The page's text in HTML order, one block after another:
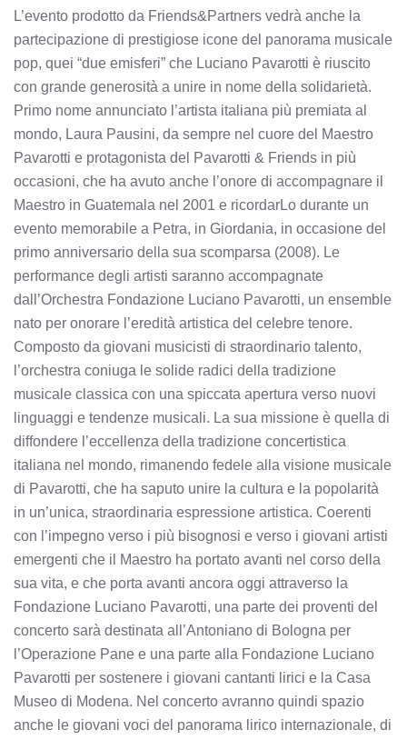
L’evento prodotto da Friends&Partners vedrà anche la
partecipazione di prestigiose icone del panorama musicale
pop, quei “due emisferi” che Luciano Pavarotti è riuscito
con grande generosità a unire in nome della solidarietà.
Primo nome annunciato l’artista italiana più premiata al
mondo, Laura Pausini, da sempre nel cuore del Maestro
Pavarotti e protagonista del Pavarotti & Friends in più
occasioni, che ha avuto anche l’onore di accompagnare il
Maestro in Guatemala nel 2001 e ricordarLo durante un
evento memorabile a Petra, in Giordania, in occasione del
primo anniversario della sua scomparsa (2008). Le
performance degli artisti saranno accompagnate
dall’Orchestra Fondazione Luciano Pavarotti, un ensemble
nato per onorare l’eredità artistica del celebre tenore.
Composto da giovani musicisti di straordinario talento,
l’orchestra coniuga le solide radici della tradizione
musicale classica con una spiccata apertura verso nuovi
linguaggi e tendenze musicali. La sua missione è quella di
diffondere l’eccellenza della tradizione concertistica
italiana nel mondo, rimanendo fedele alla visione musicale
di Pavarotti, che ha saputo unire la cultura e la popolarità
in un’unica, straordinaria espressione artistica. Coerenti
con l’impegno verso i più bisognosi e verso i giovani artisti
emergenti che il Maestro ha portato avanti nel corso della
sua vita, e che porta avanti ancora oggi attraverso la
Fondazione Luciano Pavarotti, una parte dei proventi del
concerto sarà destinata all’Antoniano di Bologna per
l’Operazione Pane e una parte alla Fondazione Luciano
Pavarotti per sostenere i giovani cantanti lirici e la Casa
Museo di Modena. Nel concerto avranno quindi spazio
anche le giovani voci del panorama lirico internazionale, di